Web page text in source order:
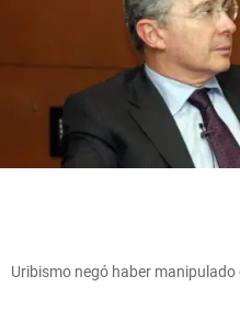
Uribismo negó haber